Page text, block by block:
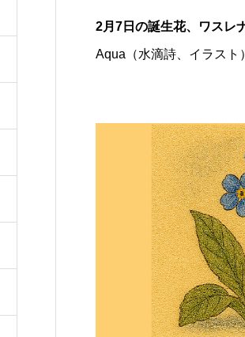
2月7日の誕生花、ワスレ
Aqua（水滴詩、イラスト